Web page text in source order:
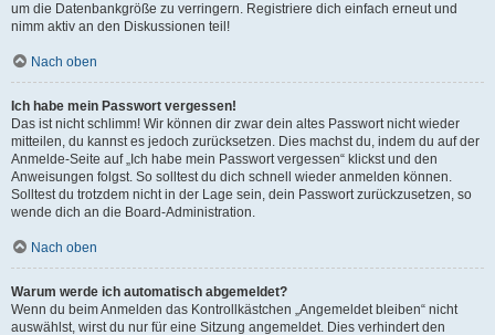
um die Datenbankgröße zu verringern. Registriere dich einfach erneut und
nimm aktiv an den Diskussionen teil!
Nach oben
Ich habe mein Passwort vergessen!
Das ist nicht schlimm! Wir können dir zwar dein altes Passwort nicht wieder
mitteilen, du kannst es jedoch zurücksetzen. Dies machst du, indem du auf der
Anmelde-Seite auf „Ich habe mein Passwort vergessen“ klickst und den
Anweisungen folgst. So solltest du dich schnell wieder anmelden können.
Solltest du trotzdem nicht in der Lage sein, dein Passwort zurückzusetzen, so
wende dich an die Board-Administration.
Nach oben
Warum werde ich automatisch abgemeldet?
Wenn du beim Anmelden das Kontrollkästchen „Angemeldet bleiben“ nicht
auswählst, wirst du nur für eine Sitzung angemeldet. Dies verhindert den